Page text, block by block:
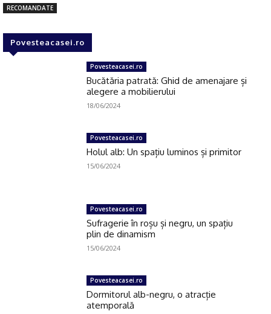
RECOMANDATE
Povesteacasei.ro
Povesteacasei.ro
Bucătăria patrată: Ghid de amenajare și
alegere a mobilierului
18/06/2024
Povesteacasei.ro
Holul alb: Un spațiu luminos și primitor
15/06/2024
Povesteacasei.ro
Sufragerie în roșu și negru, un spațiu
plin de dinamism
15/06/2024
Povesteacasei.ro
Dormitorul alb-negru, o atracție
atemporală